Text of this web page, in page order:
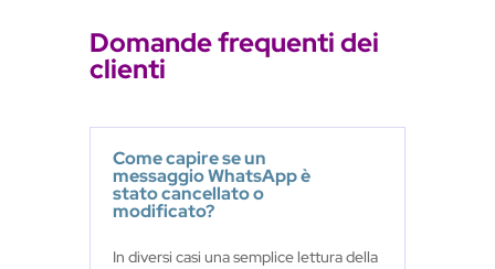
Domande frequenti dei
clienti
Come capire se un
messaggio WhatsApp è
stato cancellato o
modificato?
In diversi casi una semplice lettura della